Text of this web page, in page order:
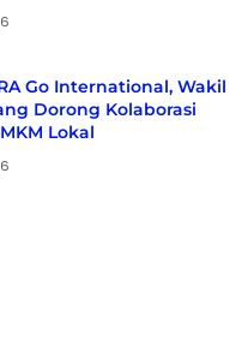
Go International, Wakil
Dorong Kolaborasi
Lokal